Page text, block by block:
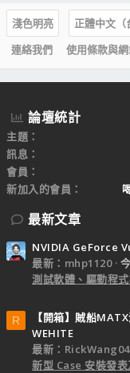
淺色明亮
正體中文（
連絡我們
使用條款與
論壇統計
主題
訊息
會員
新加入的會員
最新文章
NVIDIA GeForce
最新：mhp1120
測試軟體、驅動程
R
【開箱】賊船
WEHITE
最新：
新型 Case 安裝發